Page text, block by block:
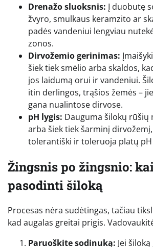
Drenažo sluoksnis: Į duobutę
žvyro, smulkaus keramzito ar
padės vandeniui lengviau
zonos.
Dirvožemio gerinimas:
šiek tiek smėlio arba skaldos,
jos laidumą orui ir vandeniui.
itin derlingos, trąšios žemės –
gana nualintose dirvose.
pH lygis: Dauguma šilokų rūšių
arba šiek tiek šarminį
tolerantiški ir toleruoja platų pH
Žingsnis po žingsnio:
pasodinti šiloką
Procesas nėra sudėtingas, tačiau
kad augalas greitai prigis.
Paruoškite sodinuką: Jei